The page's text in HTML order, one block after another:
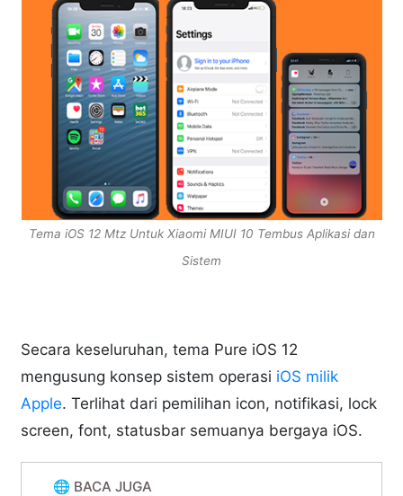
Tema iOS 12 Mtz Untuk Xiaomi MIUI 10 Tembus Aplikasi dan
Sistem
Secara keseluruhan, tema Pure iOS 12
mengusung konsep sistem operasi iOS milik
Apple. Terlihat dari pemilihan icon, notifikasi, lock
screen, font, statusbar semuanya bergaya iOS.
🌐 BACA JUGA